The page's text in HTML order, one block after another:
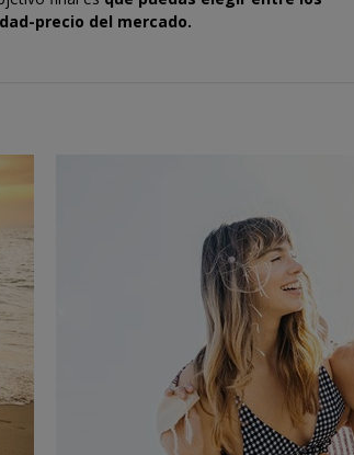
precio del mercado.
→